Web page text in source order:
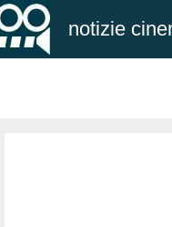
notizie